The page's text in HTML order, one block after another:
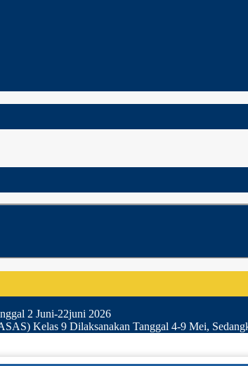
2 Juni-22juni 2026
Kelas 9 Dilaksanakan Tanggal 4-9 Mei,